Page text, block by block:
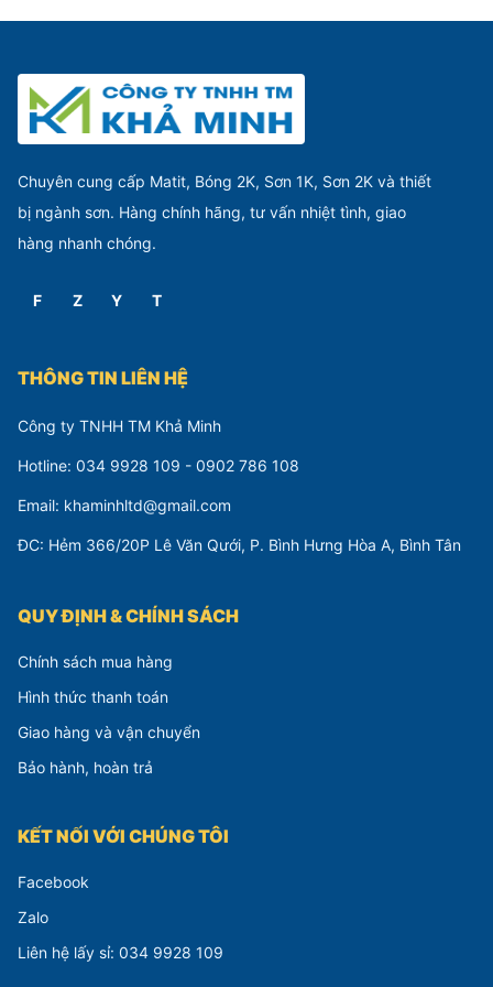
sần P21-030.
trên bề mặt kính.
Chuyên cung cấp Matit, Bóng 2K, Sơn 1K, Sơn 2K và thiết
bị ngành sơn. Hàng chính hãng, tư vấn nhiệt tình, giao
hàng nhanh chóng.
F Z Y T
THÔNG TIN LIÊN HỆ
Công ty TNHH TM Khả Minh
Hotline: 034 9928 109 - 0902 786 108
Email: khaminhltd@gmail.com
ĐC: Hẻm 366/20P Lê Văn Qưới, P. Bình Hưng Hòa A, Bình Tân
QUY ĐỊNH & CHÍNH SÁCH
Chính sách mua hàng
Hình thức thanh toán
Giao hàng và vận chuyển
Bảo hành, hoàn trả
KẾT NỐI VỚI CHÚNG TÔI
Facebook
Zalo
Liên hệ lấy sỉ: 034 9928 109